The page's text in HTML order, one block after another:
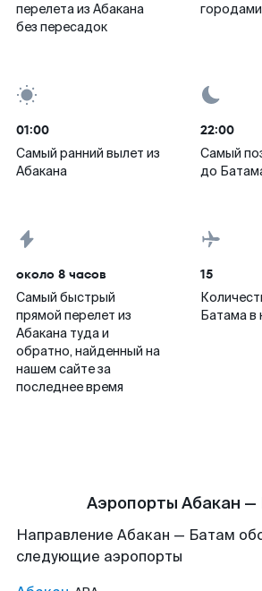
перелета из Абакана
без пересадок
городами
01:00
Самый ранний вылет из
Абакана
22:00
Самый
до
около 8 часов
Самый быстрый
прямой перелет из
Абакана туда и
обратно, найденный на
нашем сайте за
последнее время
15
Батама в
Аэропорты Абакан
Направление Абакан — Батам
следующие аэропорты